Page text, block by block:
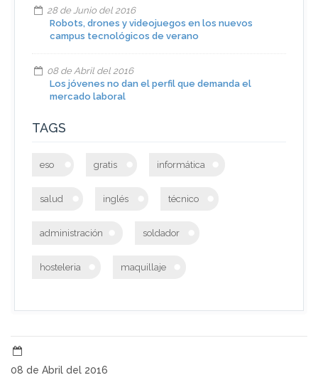
28 de Junio del 2016
Robots, drones y videojuegos en los nuevos
campus tecnológicos de verano
08 de Abril del 2016
Los jóvenes no dan el perfil que demanda el
mercado laboral
TAGS
eso gratis informática
salud inglés técnico
administración soldador
hosteleria maquillaje
08 de Abril del 2016